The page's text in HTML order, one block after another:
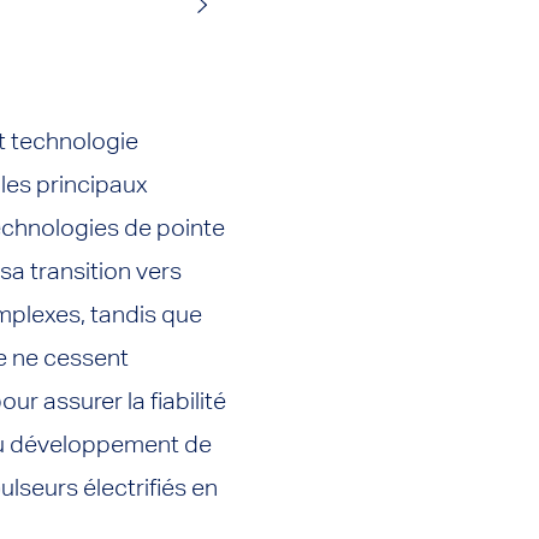
technologie
principaux
de pointe
transition vers
tandis que
ne cessent
assurer la fiabilité
développement de
électrifiés en